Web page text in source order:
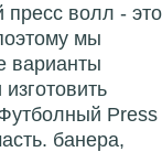
пресс волл - это
мы
варианты
Press
банера,